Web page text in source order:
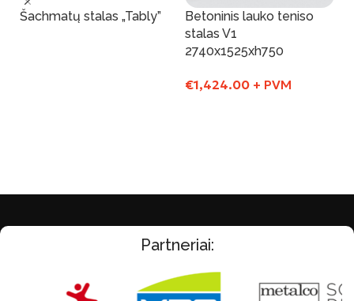
Šachmatų stalas „Tably”
Betoninis lauko teniso
stalas V1
2740x1525xh750
€1,424.00 + PVM
Partneriai: